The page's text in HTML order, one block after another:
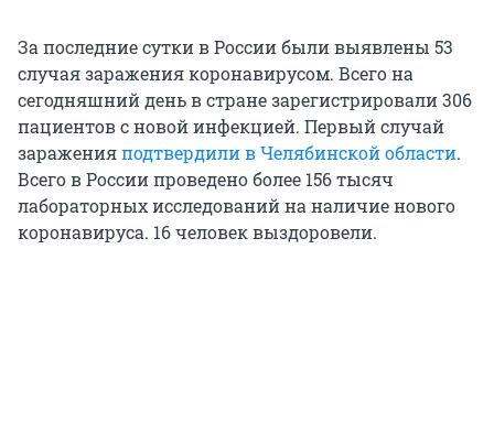
За последние сутки в России были выявлены 53
случая заражения коронавирусом. Всего на
сегодняшний день в стране зарегистрировали 306
пациентов с новой инфекцией. Первый случай
зараженияподтвердили в Челябинской области.
Всего в России проведено более 156 тысяч
лабораторных исследований на наличие нового
коронавируса. 16 человек выздоровели.